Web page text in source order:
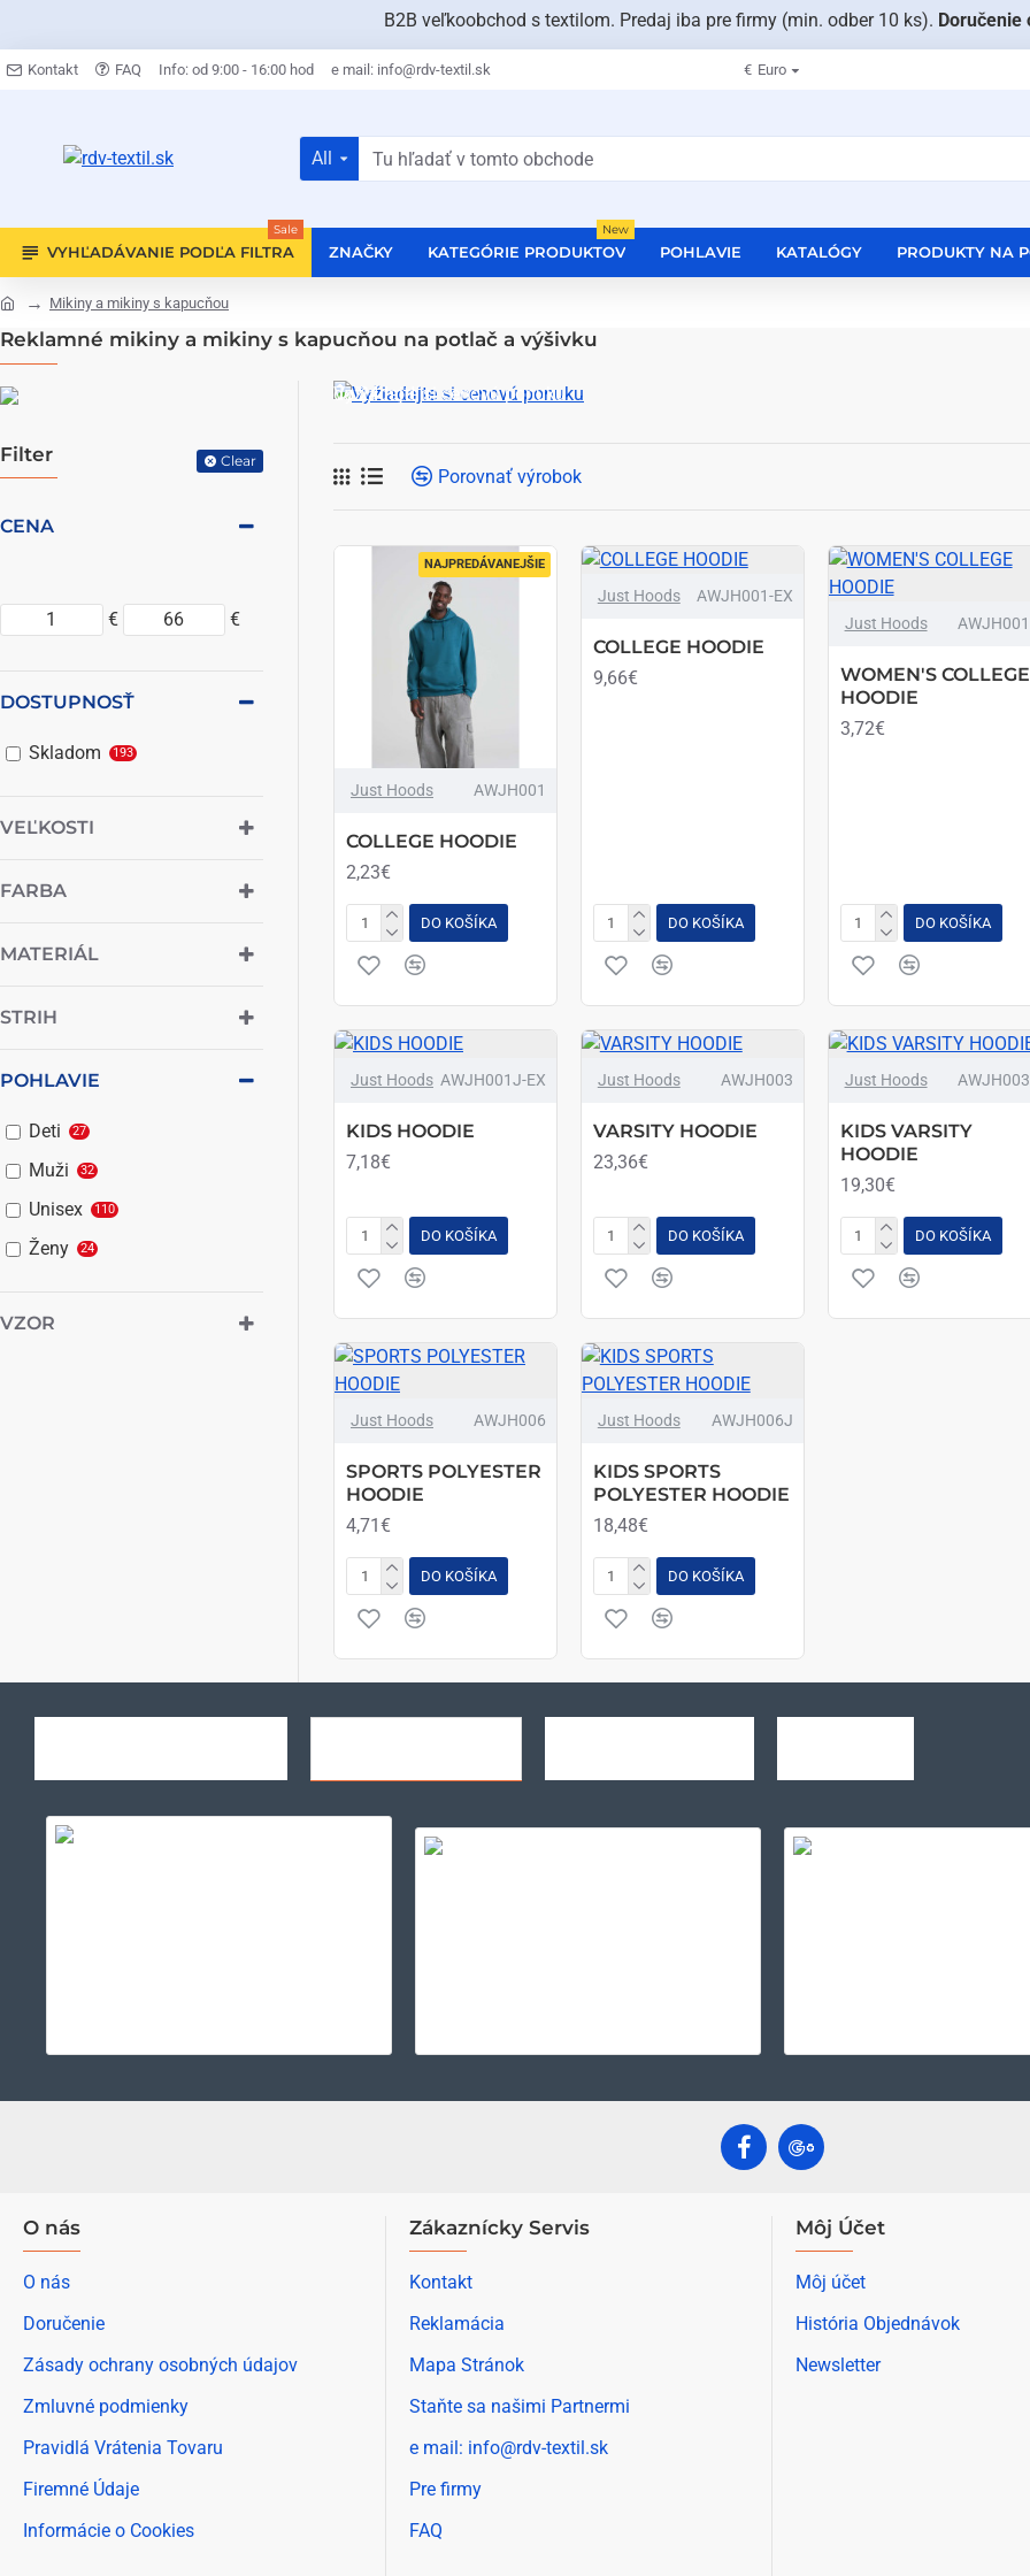
B2B veľkoobchod s textilom. Predaj iba pre firmy (min. odber 10 ks). Doručenie
Kontakt FAQ Info: od 9:00 - 16:00 hod e mail: info@rdv-textil.sk € Euro
All
VYHĽADÁVANIE PODĽA FILTRA
Sale
ZNAČKY KATEGÓRIE PRODUKTOV
New
POHLAVIE KATALÓGY PRODUKTY NA
Mikiny a mikiny s kapucňou
Reklamné mikiny a mikiny s kapucňou na potlač a výšivku
Filter Clear
CENA
€ €
VEĽKOSTI
FARBA
MATERIÁL
STRIH
POHLAVIE
Deti 27
Muži 32
Unisex 110
Ženy 24
VZOR
DOSTUPNOSŤ
Skladom 193
Vyžiadajte si cenovú ponuku
do 24 hodín
Porovnať výrobok
NAJPREDÁVANEJŠIE
Just Hoods AWJH001
COLLEGE HOODIE
2,23€
DO KOŠÍKA
Just Hoods AWJH001-EX
COLLEGE HOODIE
9,66€
DO KOŠÍKA
Just Hoods
WOMEN'S COLLEGE
HOODIE
3,72€
DO KOŠÍKA
Just Hoods AWJH001J-EX
KIDS HOODIE
7,18€
DO KOŠÍKA
Just Hoods AWJH003
VARSITY HOODIE
23,36€
DO KOŠÍKA
Just Hoods
KIDS VARSITY
HOODIE
19,30€
DO KOŠÍKA
Just Hoods AWJH006
SPORTS POLYESTER
HOODIE
4,71€
DO KOŠÍKA
Just Hoods AWJH006J
KIDS SPORTS
POLYESTER HOODIE
18,48€
DO KOŠÍKA
O nás
O nás
Doručenie
Zásady ochrany osobných údajov
Zmluvné podmienky
Pravidlá Vrátenia Tovaru
Firemné Údaje
Informácie o Cookies
Zákaznícky Servis
Kontakt
Reklamácia
Mapa Stránok
Staňte sa našimi Partnermi
e mail: info@rdv-textil.sk
Pre firmy
FAQ
Môj Účet
Môj účet
História Objednávok
Newsletter